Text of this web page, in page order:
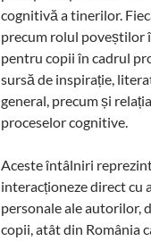
cognitivă a tinerilor.
precum rolul poveștilor
pentru copii în cadrul
sursă de inspirație,
general, precum și
proceselor cognitive.
Aceste întâlniri
interacționeze direct cu
personale ale autorilor,
copii, atât din România